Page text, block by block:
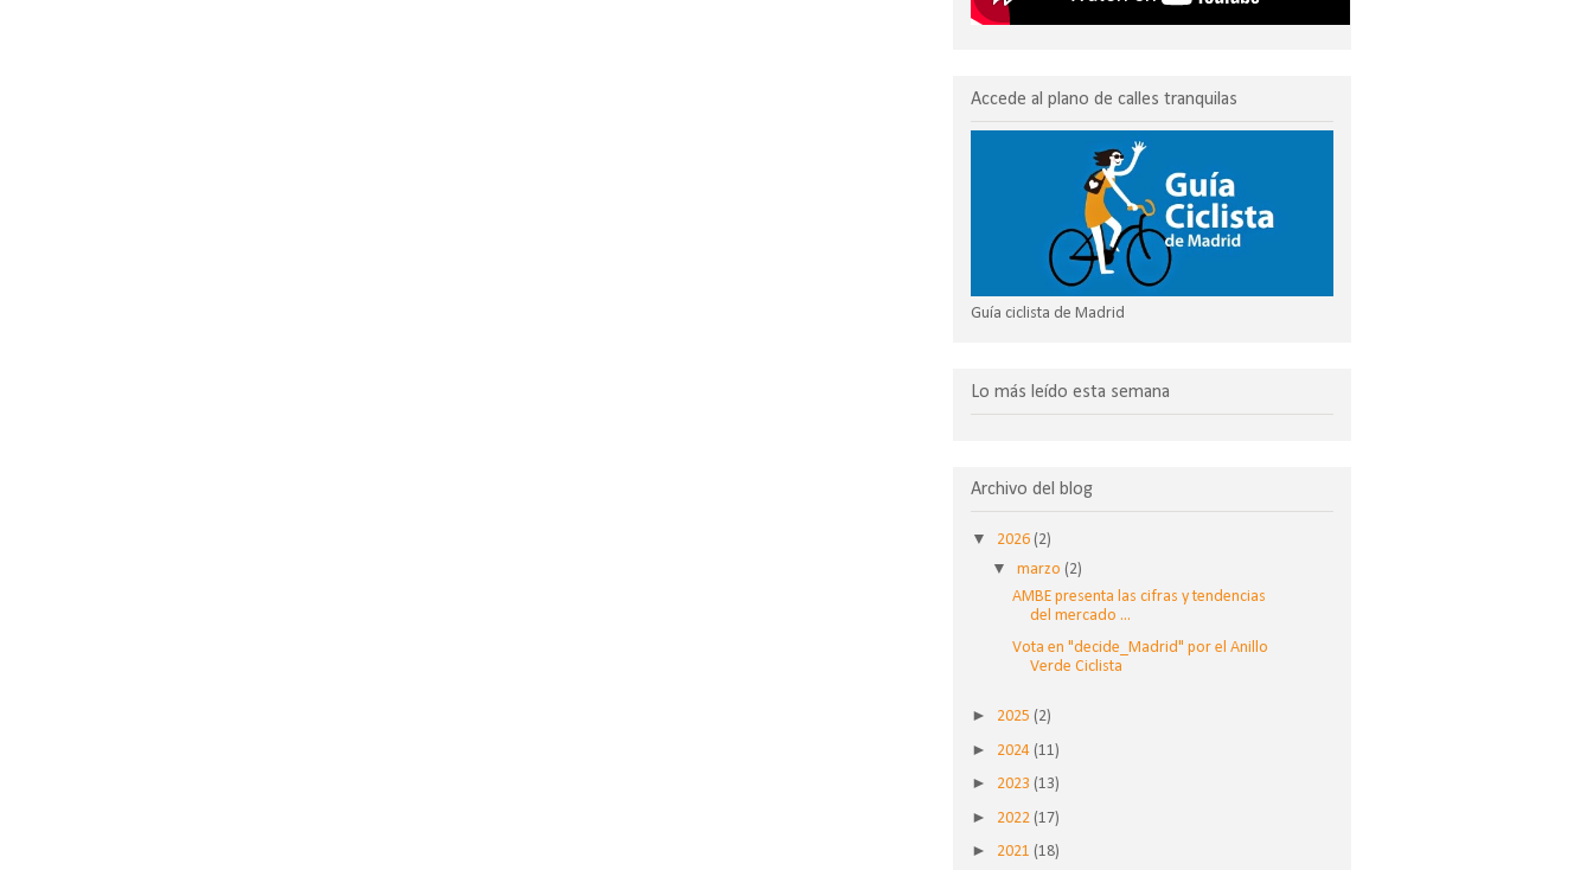
Accede al plano de calles tranquilas
Guía ciclista de Madrid
Lo más leído esta semana
Archivo del blog
▼ 2026 (2)
▼ marzo (2)
AMBE presenta las cifras y tendencias
del mercado ...
Vota en "decide_Madrid" por el Anillo
Verde Ciclista
► 2025 (2)
► 2024 (11)
► 2023 (13)
► 2022 (17)
► 2021 (18)